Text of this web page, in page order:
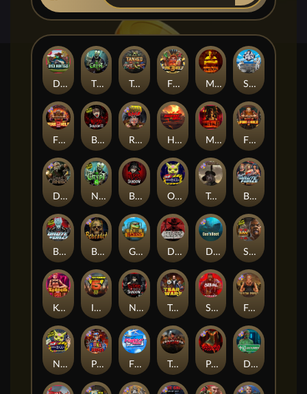
Nexus Blood & Shadow
Seamen
Duck Hunters Fire in the Hole 3
Dead, Dead, or Deader
Highway to Hell
Tsar Wars
Brute Force
Mental 2
Tombstone Slaughter
San Quentin 2: Death Row
Blood & Shadow
Blood & Shadow 2
Mental
The Crypt
Outsourced
Punk Rocker 2
Beheaded
Brute Force: Alien Onslaught
Nexus Outsourced
Nexus The Crypt
Gator Hunters
Kenneth Must Die
Tombstone RIP
Fire in the Hole 2
Tanked
Fire In The Hole xBomb
Folsom Prison
Das xBoot
Road Rage
Flight Mode
Serial
Possessed Disturbed
Infectious 5 xWays
Dead Canary